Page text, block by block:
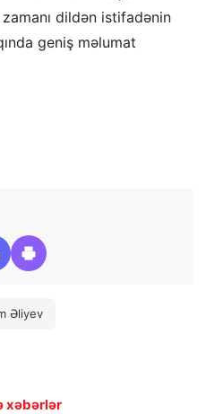
dildən istifadənin
geniş məlumat
Əliyev
xəbərlər